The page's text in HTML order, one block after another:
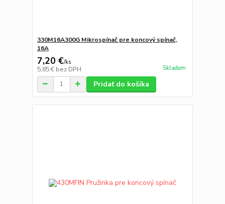
330M16A300G Mikrospínač pre koncový spínač,
16A
7,20 €/ks
5,85 € bez DPH Skladom
Pridať do košíka